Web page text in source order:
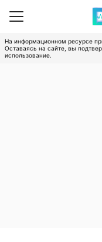
На информационном ресурсе
Оставаясь на сайте, вы
использование.